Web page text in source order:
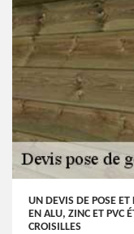
UN DEVIS DE POSE ET
EN ALU, ZINC ET PVC
CROISILLES